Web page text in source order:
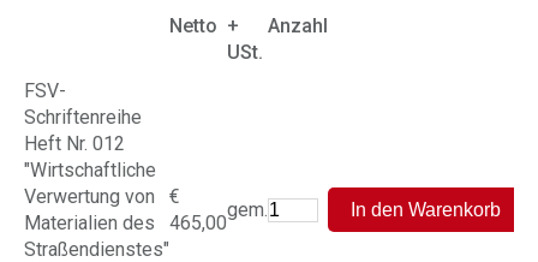
Netto +
USt.
Anzahl
FSV-
Schriftenreihe
Heft Nr. 012
"Wirtschaftliche
Verwertung von
Materialien des
Straßendienstes"
€
465,00
gem.